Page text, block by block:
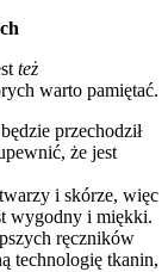
też
warto pamiętać.
przechodził
że jest
i skórze, więc
wygodny i miękki.
ręczników
technologię tkanin,